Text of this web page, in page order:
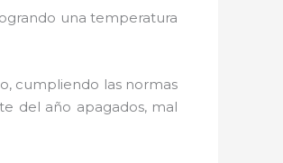
una temperatura
cumpliendo las normas
del año apagados, mal